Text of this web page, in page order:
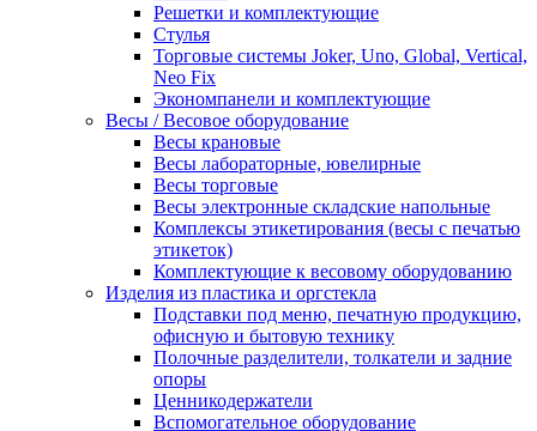
Решетки и комплектующие
Стулья
Торговые системы Joker, Uno, Global, Vertical,
Neo Fix
Экономпанели и комплектующие
Весы / Весовое оборудование
Весы крановые
Весы лабораторные, ювелирные
Весы торговые
Весы электронные складские напольные
Комплексы этикетирования (весы с печатью
этикеток)
Комплектующие к весовому оборудованию
Изделия из пластика и оргстекла
Подставки под меню, печатную продукцию,
офисную и бытовую технику
Полочные разделители, толкатели и задние
опоры
Ценникодержатели
Вспомогательное оборудование